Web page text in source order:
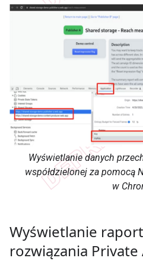
Wyświetlanie danych
współdzielonej za pomocą
w
Wyświetlanie
rozwiązania